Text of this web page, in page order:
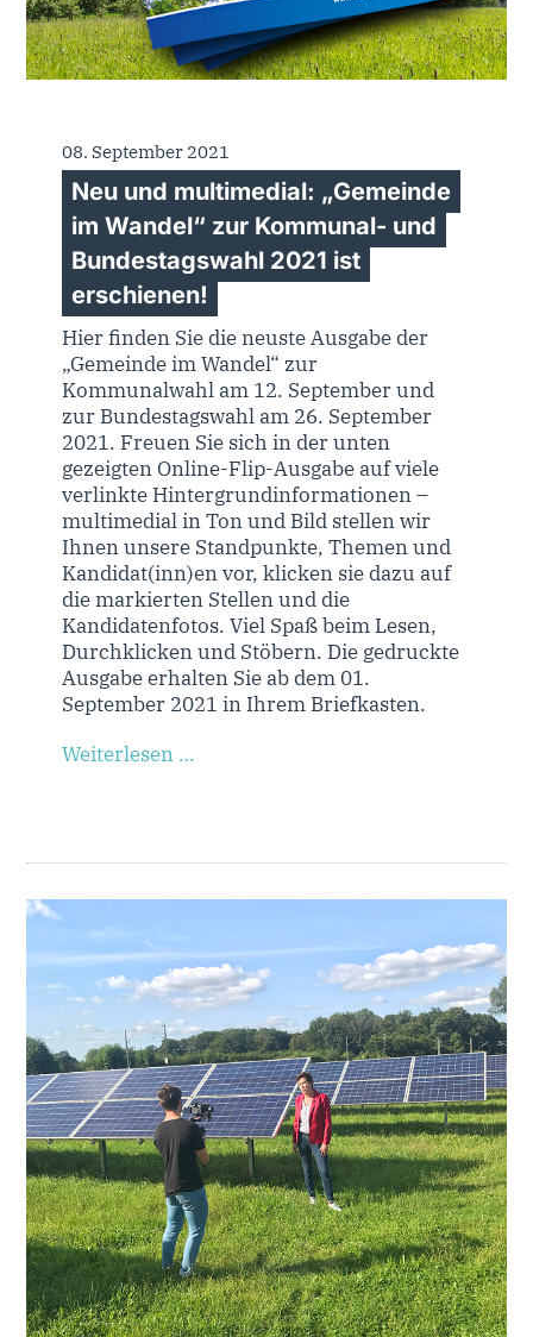
08. September 2021
Neu und multimedial: „Gemeinde
im Wandel“ zur Kommunal- und
Bundestagswahl 2021 ist
erschienen!
Hier finden Sie die neuste Ausgabe der
„Gemeinde im Wandel“ zur
Kommunalwahl am 12. September und
zur Bundestagswahl am 26. September
2021. Freuen Sie sich in der unten
gezeigten Online-Flip-Ausgabe auf viele
verlinkte Hintergrundinformationen –
multimedial in Ton und Bild stellen wir
Ihnen unsere Standpunkte, Themen und
Kandidat(inn)en vor, klicken sie dazu auf
die markierten Stellen und die
Kandidatenfotos. Viel Spaß beim Lesen,
Durchklicken und Stöbern. Die gedruckte
Ausgabe erhalten Sie ab dem 01.
September 2021 in Ihrem Briefkasten.
Weiterlesen …